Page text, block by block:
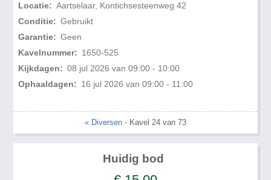
Locatie: Aartselaar, Kontichsesteenweg 42
Conditie: Gebruikt
Garantie: Geen
Kavelnummer: 1650-525
Kijkdagen: 08 jul 2026 van 09:00 - 10:00
Ophaaldagen: 16 jul 2026 van 09:00 - 11:00
« Diversen - Kavel 24 van 73
Huidig bod